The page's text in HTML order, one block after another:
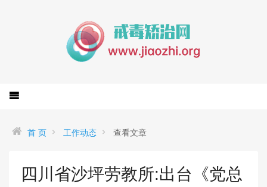
首 页 工作动态 查看文章
四川省沙坪劳教所:出台《党总